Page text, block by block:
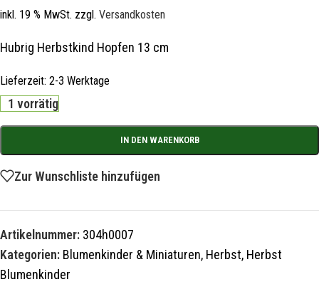
inkl. 19 % MwSt. zzgl. Versandkosten
Hubrig Herbstkind Hopfen 13 cm
Lieferzeit: 2-3 Werktage
1 vorrätig
IN DEN WARENKORB
Zur Wunschliste hinzufügen
Artikelnummer: 304h0007
Kategorien: Blumenkinder & Miniaturen, Herbst, Herbst
Blumenkinder